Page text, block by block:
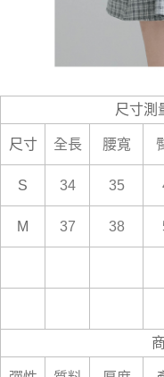
尺寸測
尺寸 全長 腰寬
S 34 35
M 37 38